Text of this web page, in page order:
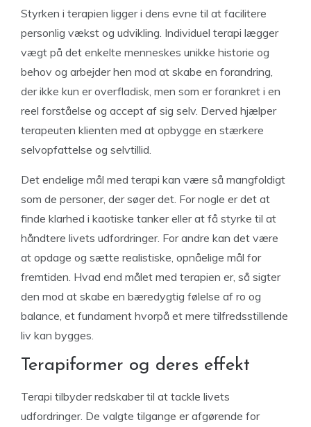
Styrken i terapien ligger i dens evne til at facilitere
personlig vækst og udvikling. Individuel terapi lægger
vægt på det enkelte menneskes unikke historie og
behov og arbejder hen mod at skabe en forandring,
der ikke kun er overfladisk, men som er forankret i en
reel forståelse og accept af sig selv. Derved hjælper
terapeuten klienten med at opbygge en stærkere
selvopfattelse og selvtillid.
Det endelige mål med terapi kan være så mangfoldigt
som de personer, der søger det. For nogle er det at
finde klarhed i kaotiske tanker eller at få styrke til at
håndtere livets udfordringer. For andre kan det være
at opdage og sætte realistiske, opnåelige mål for
fremtiden. Hvad end målet med terapien er, så sigter
den mod at skabe en bæredygtig følelse af ro og
balance, et fundament hvorpå et mere tilfredsstillende
liv kan bygges.
Terapiformer og deres effekt
Terapi tilbyder redskaber til at tackle livets
udfordringer. De valgte tilgange er afgørende for